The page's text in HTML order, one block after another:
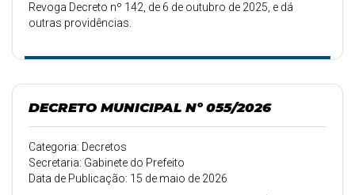
Revoga Decreto nº 142, de 6 de outubro de 2025, e dá
outras providências.
DECRETO MUNICIPAL Nº 055/2026
Categoria: Decretos
Secretaria: Gabinete do Prefeito
Data de Publicação: 15 de maio de 2026